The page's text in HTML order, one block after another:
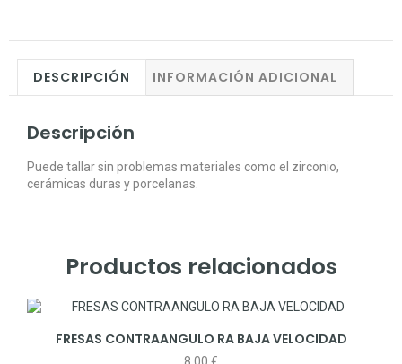
DESCRIPCIÓN INFORMACIÓN ADICIONAL
Descripción
Puede tallar sin problemas materiales como el zirconio,
cerámicas duras y porcelanas.
Productos relacionados
FRESAS CONTRAANGULO RA BAJA VELOCIDAD
8,00 €